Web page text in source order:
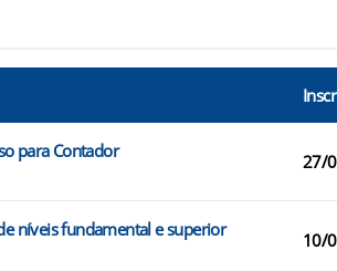
para Contador 27/
níveis fundamental e superior 10/